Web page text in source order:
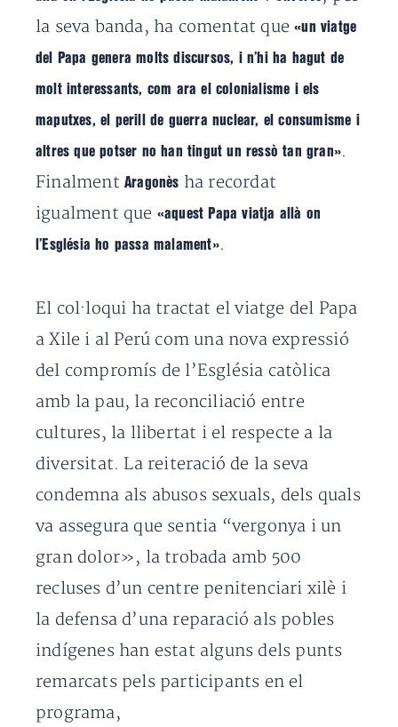
la seva banda, ha comentat que«un viatge
del Papa genera molts discursos, i n’hi ha hagut de
molt interessants, com ara el colonialisme i els
maputxes, el perill de guerra nuclear, el consumisme i
altres que potser no han tingut un ressò tan gran».
Finalment Aragonès ha recordat
igualment que «aquest Papa viatja allà on
l’Església ho passa malament».
El col·loqui ha tractat el viatge del Papa
a Xile i al Perú com una nova expressió
del compromís de l’Església catòlica
amb la pau, la reconciliació entre
cultures, la llibertat i el respecte a la
diversitat. La reiteració de la seva
condemna als abusos sexuals, dels quals
va assegura que sentia “vergonya i un
gran dolor», la trobada amb 500
recluses d’un centre penitenciari xilè i
la defensa d’una reparació als pobles
indígenes han estat alguns dels punts
remarcats pels participants en el
programa,